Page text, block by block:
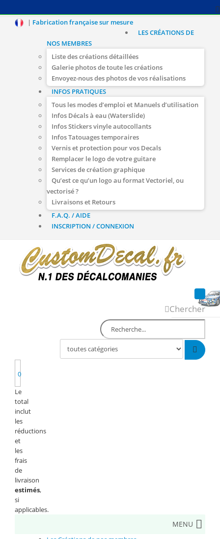
| Fabrication française sur mesure
LES CRÉATIONS DE
NOS MEMBRES
Liste des créations détaillées
Galerie photos de toute les créations
Envoyez-nous des photos de vos réalisations
INFOS PRATIQUES
Tous les modes d’emploi et Manuels d’utilisation
Infos Décals à eau (Waterslide)
Infos Stickers vinyle autocollants
Infos Tatouages temporaires
Vernis et protection pour vos Decals
Remplacer le logo de votre guitare
Services de création graphique
Qu’est ce qu’un logo au format Vectoriel, ou
vectorisé ?
Livraisons et Retours
F.A.Q. / AIDE
INSCRIPTION / CONNEXION
Chercher
0
Le
total
inclut
les
réductions
et
les
frais
de
livraison
estimés,
si
applicables.
MENU